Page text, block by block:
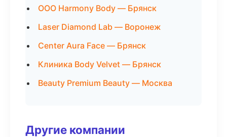
ООО Harmony Body — Брянск
Laser Diamond Lab — Воронеж
Center Aura Face — Брянск
Клиника Body Velvet — Брянск
Beauty Premium Beauty — Москва
Другие компании